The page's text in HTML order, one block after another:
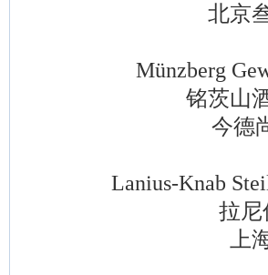
北京叁
Münzberg
铭茨山酒
今德尚
Lanius-Knab
拉尼优
上海